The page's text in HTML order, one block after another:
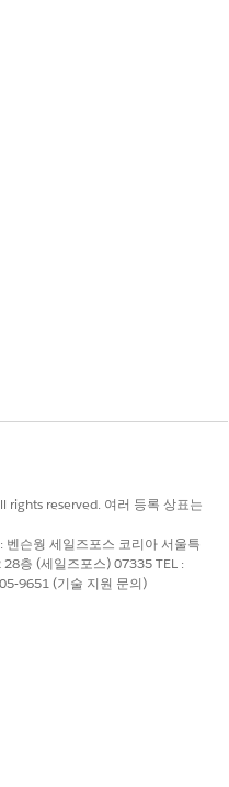
reserved. 여러 등록 상표는
슨웡 세일즈포스 코리아 서울특
층 (세일즈포스) 07335 TEL :
9651 (기술 지원 문의)